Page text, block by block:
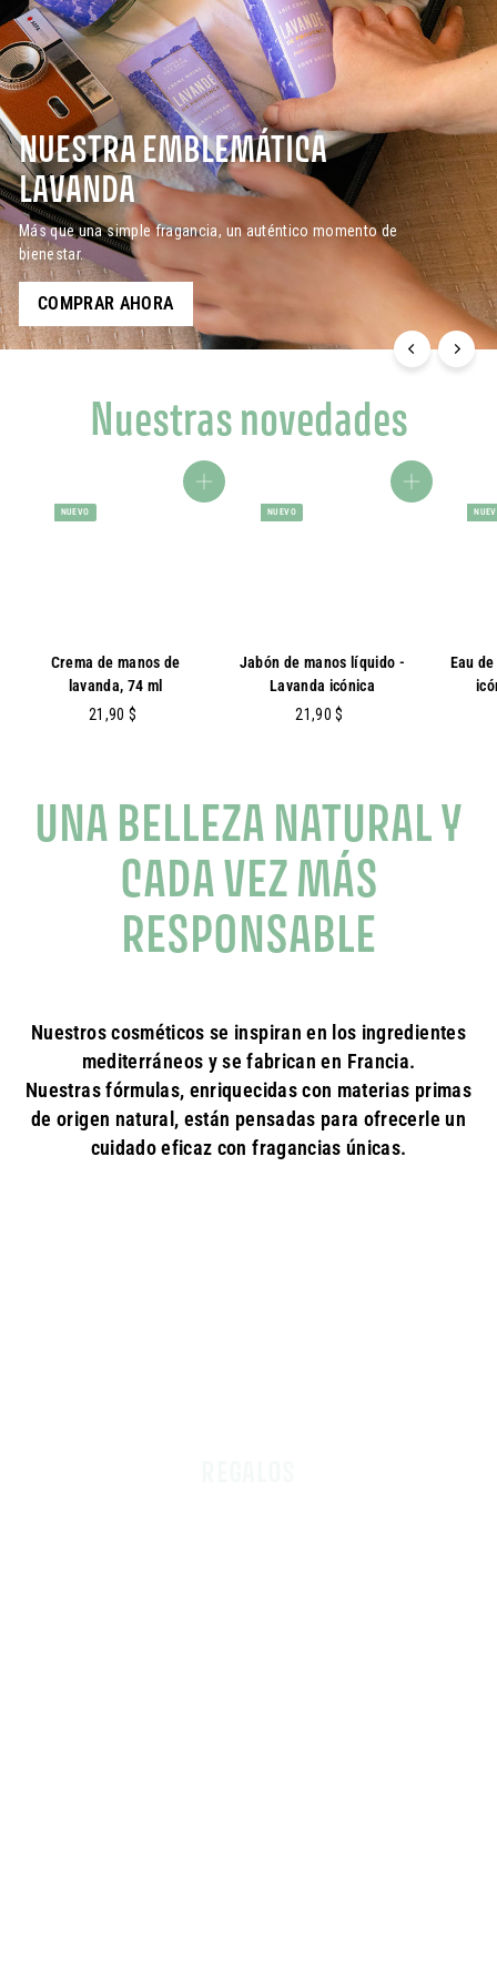
U
U.
NUESTRA EMBLEMÁTICA
LAVANDA
Más que una simple fragancia, un auténtico momento de
bienestar.
COMPRAR AHORA
Nuestras novedades
agregar al carrito
NUEVO
Crema de manos de
lavanda, 74 ml
21,90 $
0
agregar al carrito
NUEVO
Jabón de manos líquido -
Lavanda icónica
21,90 $
0
Eau
UNA BELLEZA NATURAL Y
CADA VEZ MÁS
RESPONSABLE
Nuestros cosméticos se inspiran en los ingredientes
mediterráneos y se fabrican en Francia.
Nuestras fórmulas, enriquecidas con materias primas
de origen natural, están pensadas para ofrecerle un
cuidado eficaz con fragancias únicas.